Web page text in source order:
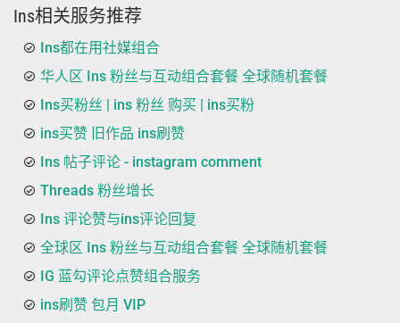
Ins相关服务推荐
Ins都在用社媒组合
华人区 Ins 粉丝与互动组合套餐 全球随机套餐
Ins买粉丝 | ins 粉丝 购买 | ins买粉
ins买赞 旧作品 ins刷赞
Ins 帖子评论 - instagram comment
Threads 粉丝增长
Ins 评论赞与ins评论回复
全球区 Ins 粉丝与互动组合套餐 全球随机套餐
IG 蓝勾评论点赞组合服务
ins刷赞 包月 VIP